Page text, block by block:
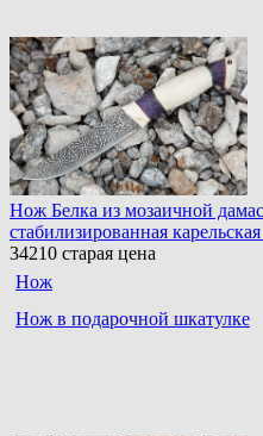
Нож Белка из мозаичной
стабилизированная
34210 старая цена
Нож
Нож в подарочной шкатулке